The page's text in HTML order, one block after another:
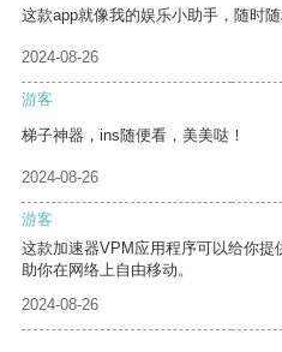
这款app就像我的娱乐小助手，随时
2024-08-26
游客
梯子神器，ins随便看，美美哒！
2024-08-26
游客
这款加速器VPM应用程序可以给你
助你在网络上自由移动。
2024-08-26